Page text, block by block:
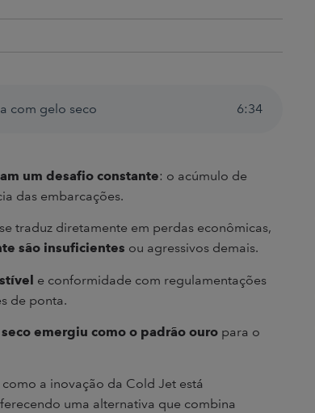
com gelo seco 6:34
um desafio constante: o acúmulo de
das embarcações.
traduz diretamente em perdas econômicas,
são insuficientes ou agressivos demais.
e conformidade com regulamentações
de ponta.
emergiu como o padrão ouro para o
a inovação da Cold Jet está
uma alternativa que combina